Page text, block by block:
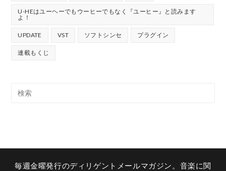
U-HEはユーヘーでもウーヒーでもなく『ユーヒー』と読みます
よ！
UPDATE VST ソフトシンセ プラグイン
連載もくじ
毎週金曜発行のディリゲントメールマガジン。音楽に関